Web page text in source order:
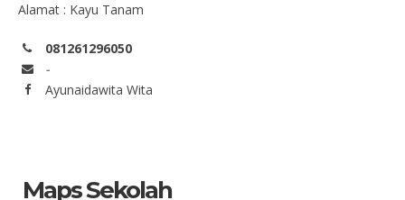
Alamat : Kayu Tanam
081261296050
-
Ayunaidawita Wita
Maps Sekolah